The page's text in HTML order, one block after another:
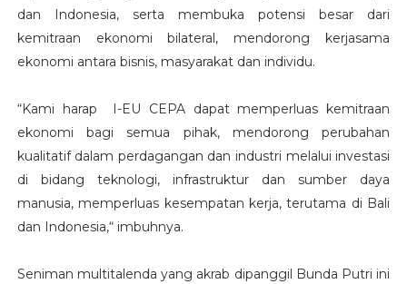
dan Indonesia, serta membuka potensi besar dari
kemitraan ekonomi bilateral, mendorong kerjasama
ekonomi antara bisnis, masyarakat dan individu.
“Kami harap I-EU CEPA dapat memperluas kemitraan
ekonomi bagi semua pihak, mendorong perubahan
kualitatif dalam perdagangan dan industri melalui investasi
di bidang teknologi, infrastruktur dan sumber daya
manusia, memperluas kesempatan kerja, terutama di Bali
dan Indonesia,“ imbuhnya.
Seniman multitalenda yang akrab dipanggil Bunda Putri ini